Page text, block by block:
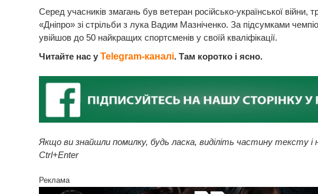
Серед учасників змагань був ветеран російсько-української війни,
«Дніпро» зі стрільби з лука Вадим Мазніченко. За підсумками
увійшов до 50 найкращих спортсменів у своїй кваліфікації.
Читайте нас у Telegram-каналі. Там коротко і ясно.
Якщо ви знайшли помилку, будь ласка, виділіть частину тексту і
Ctrl+Enter
Реклама